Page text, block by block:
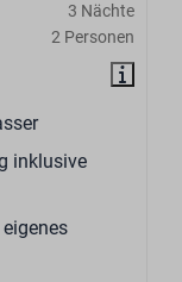
3 Nächte
2 Personen
inklusive